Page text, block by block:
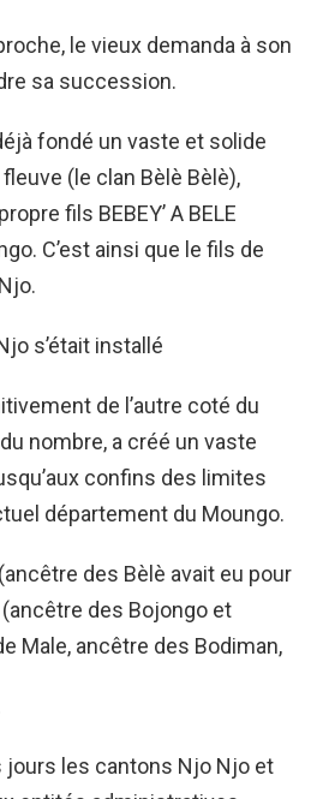
le vieux demanda à son
sa succession.
fondé un vaste et solide
(le clan Bèlè Bèlè),
fils BEBEY’ A BELE
C’est ainsi que le fils de
s’était installé
de l’autre coté du
nombre, a créé un vaste
confins des limites
département du Moungo.
des Bèlè avait eu pour
des Bojongo et
Male, ancêtre des Bodiman,
jours les cantons Njo Njo et